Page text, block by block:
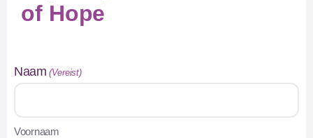
of Hope
Naam (Vereist)
Voornaam